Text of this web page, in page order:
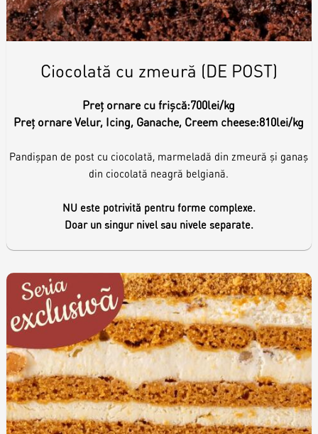
Ciocolată cu zmeură (DE POST)
Preț ornare cu frișcă:700lei/kg
Preț ornare Velur, Icing, Ganache, Creem cheese:810lei/kg
Pandișpan de post cu ciocolată, marmeladă din zmeură și ganaș
din ciocolată neagră belgiană.
NU este potrivită pentru forme complexe.
Doar un singur nivel sau nivele separate.